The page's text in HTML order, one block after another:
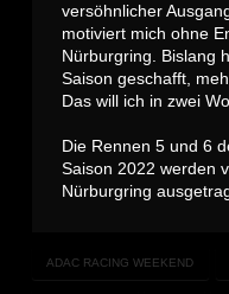
versöhnlicher
motiviert mich ohne
Nürburgring. Bislang
Saison geschafft,
Das will ich in zwei
Die Rennen 5 und 6
Saison 2022 werden
Nürburgring
ADAC RACING WEEKEND